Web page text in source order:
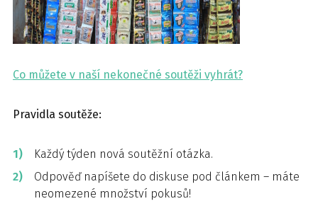
Co můžete v naší nekonečné soutěži vyhrát?
Pravidla soutěže:
Každý týden nová soutěžní otázka.
Odpověď napíšete do diskuse pod článkem – máte
neomezené množství pokusů!